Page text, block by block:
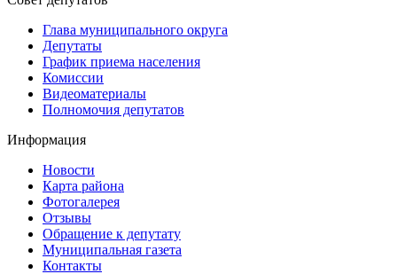
Глава муниципального округа
Депутаты
График приема населения
Комиссии
Видеоматериалы
Полномочия депутатов
Информация
Новости
Карта района
Фотогалерея
Отзывы
Обращение к депутату
Муниципальная газета
Контакты